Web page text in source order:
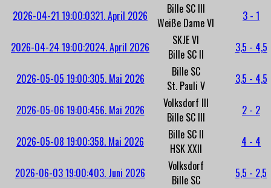
2026-04-21 19:00:0321. April 2026
Bille SC III
Weiße Dame VI
3 - 1
2026-04-24 19:00:2024. April 2026
SKJE VI
Bille SC II
3,5 - 4,5
2026-05-05 19:00:305. Mai 2026
Bille SC
St. Pauli V
3,5 - 4,5
2026-05-06 19:00:456. Mai 2026
Volksdorf III
Bille SC III
2 - 2
2026-05-08 19:00:358. Mai 2026
Bille SC II
HSK XXII
4 - 4
2026-06-03 19:00:403. Juni 2026
Volksdorf
Bille SC
5,5 - 2,5